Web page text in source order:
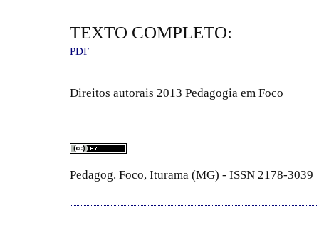
TEXTO COMPLETO:
PDF
Direitos autorais 2013 Pedagogia em Foco
Pedagog. Foco, Iturama (MG) - ISSN 2178-3039